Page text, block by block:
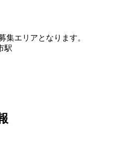
エリアとなります。
駅